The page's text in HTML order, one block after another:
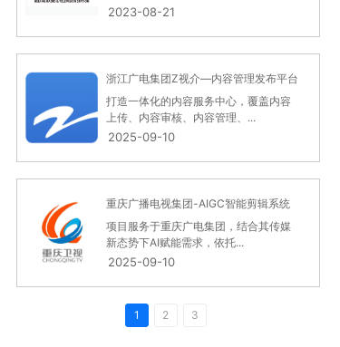
2023-08-21
浙江广电集团Z视介—内容管理发布平台
打造一体化的内容服务中心，覆盖内容
上传、内容审核、内容管理、...
2025-09-10
重庆广播电视集团-AIGC智能剪辑系统
项目服务于重庆广电集团，结合其传媒
新态势下AI赋能需求，依托...
2025-09-10
1 2 3